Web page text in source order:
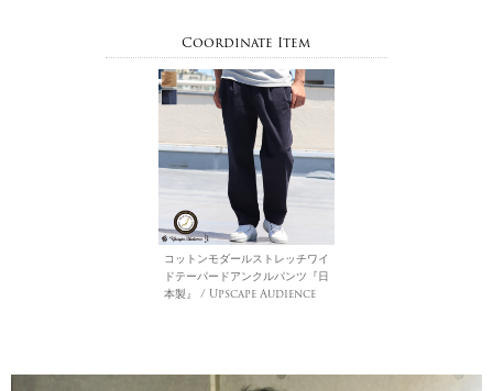
Coordinate Item
コットンモダールストレッチワイ
ドテーパードアンクルパンツ『日
本製』 / Upscape Audience